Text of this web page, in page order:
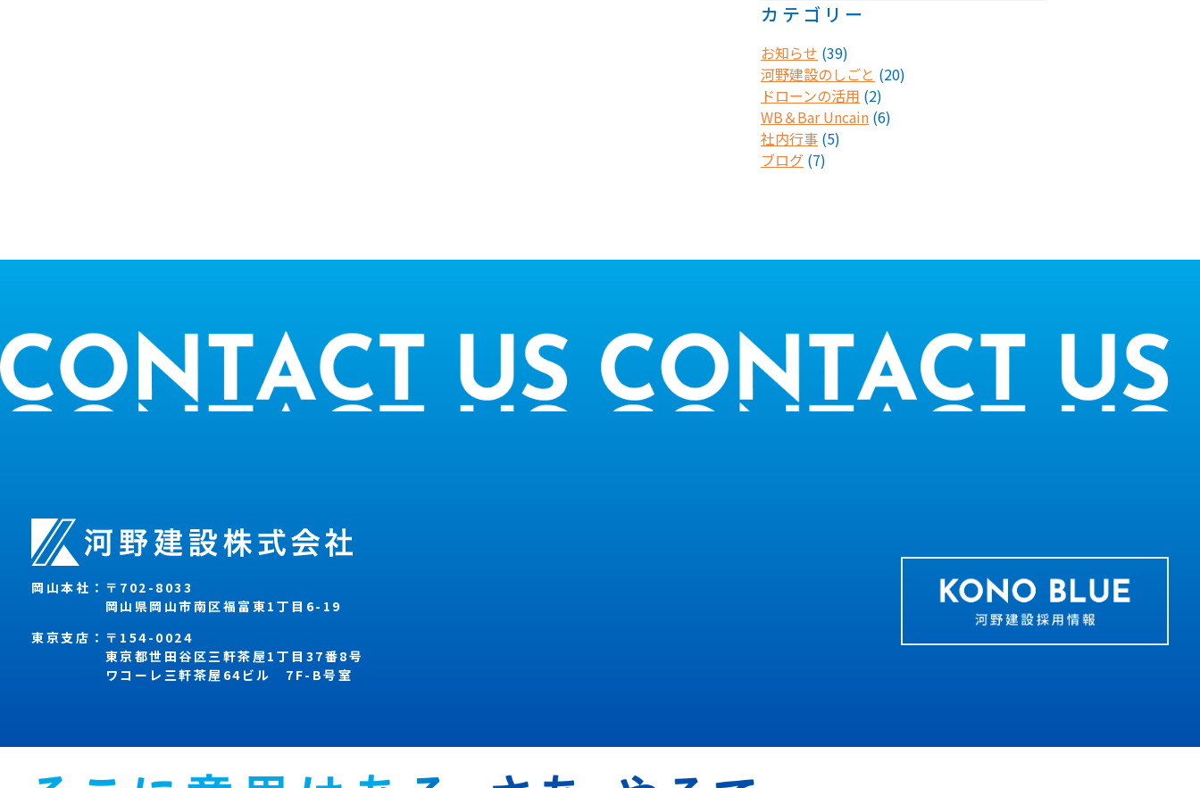
カテゴリー
お知らせ (39)
河野建設のしごと (20)
ドローンの活用 (2)
WB＆Bar Uncain (6)
社内行事 (5)
ブログ (7)
岡山本社： 〒702-8033
岡山県岡山市南区福富東1丁目6-19
東京支店： 〒154-0024
東京都世田谷区三軒茶屋1丁目37番8号
ワコーレ三軒茶屋64ビル 7F-B号室